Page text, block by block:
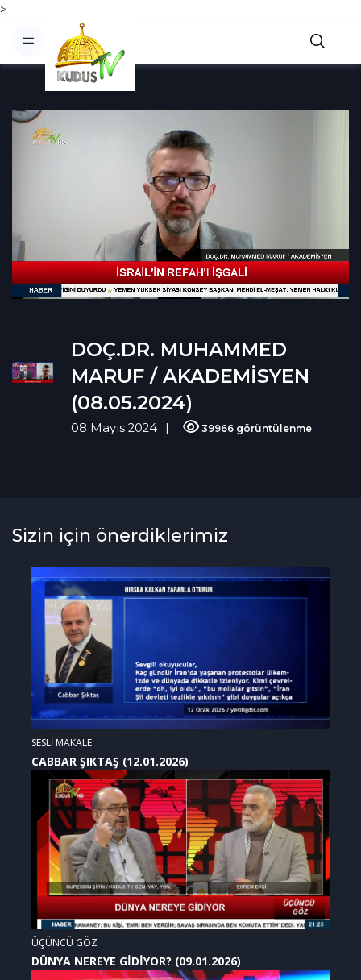
>
DOÇ.DR. MUHAMMED
MARUF / AKADEMİSYEN
(08.05.2024)
08 Mayıs 2024 39966 görüntülenme
Sizin için önerdiklerimiz
SESLİ MAKALE
CABBAR ŞIKTAŞ (12.01.2026)
ÜÇÜNCÜ GÖZ
DÜNYA NEREYE GİDİYOR? (09.01.2026)